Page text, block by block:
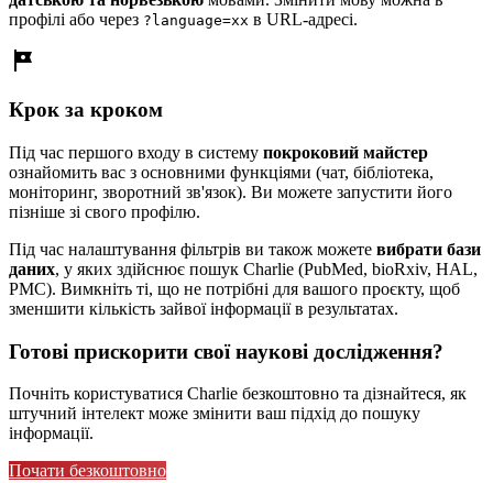
профілі або через ?language=xx в URL-адресі.
tour
Крок за кроком
Під час першого входу в систему покроковий майстер
ознайомить вас з основними функціями (чат, бібліотека,
моніторинг, зворотний зв'язок). Ви можете запустити його
пізніше зі свого профілю.
Під час налаштування фільтрів ви також можете вибрати бази
даних, у яких здійснює пошук Charlie (PubMed, bioRxiv, HAL,
PMC). Вимкніть ті, що не потрібні для вашого проєкту, щоб
зменшити кількість зайвої інформації в результатах.
Готові прискорити свої наукові дослідження?
Почніть користуватися Charlie безкоштовно та дізнайтеся, як
штучний інтелект може змінити ваш підхід до пошуку
інформації.
Почати безкоштовно